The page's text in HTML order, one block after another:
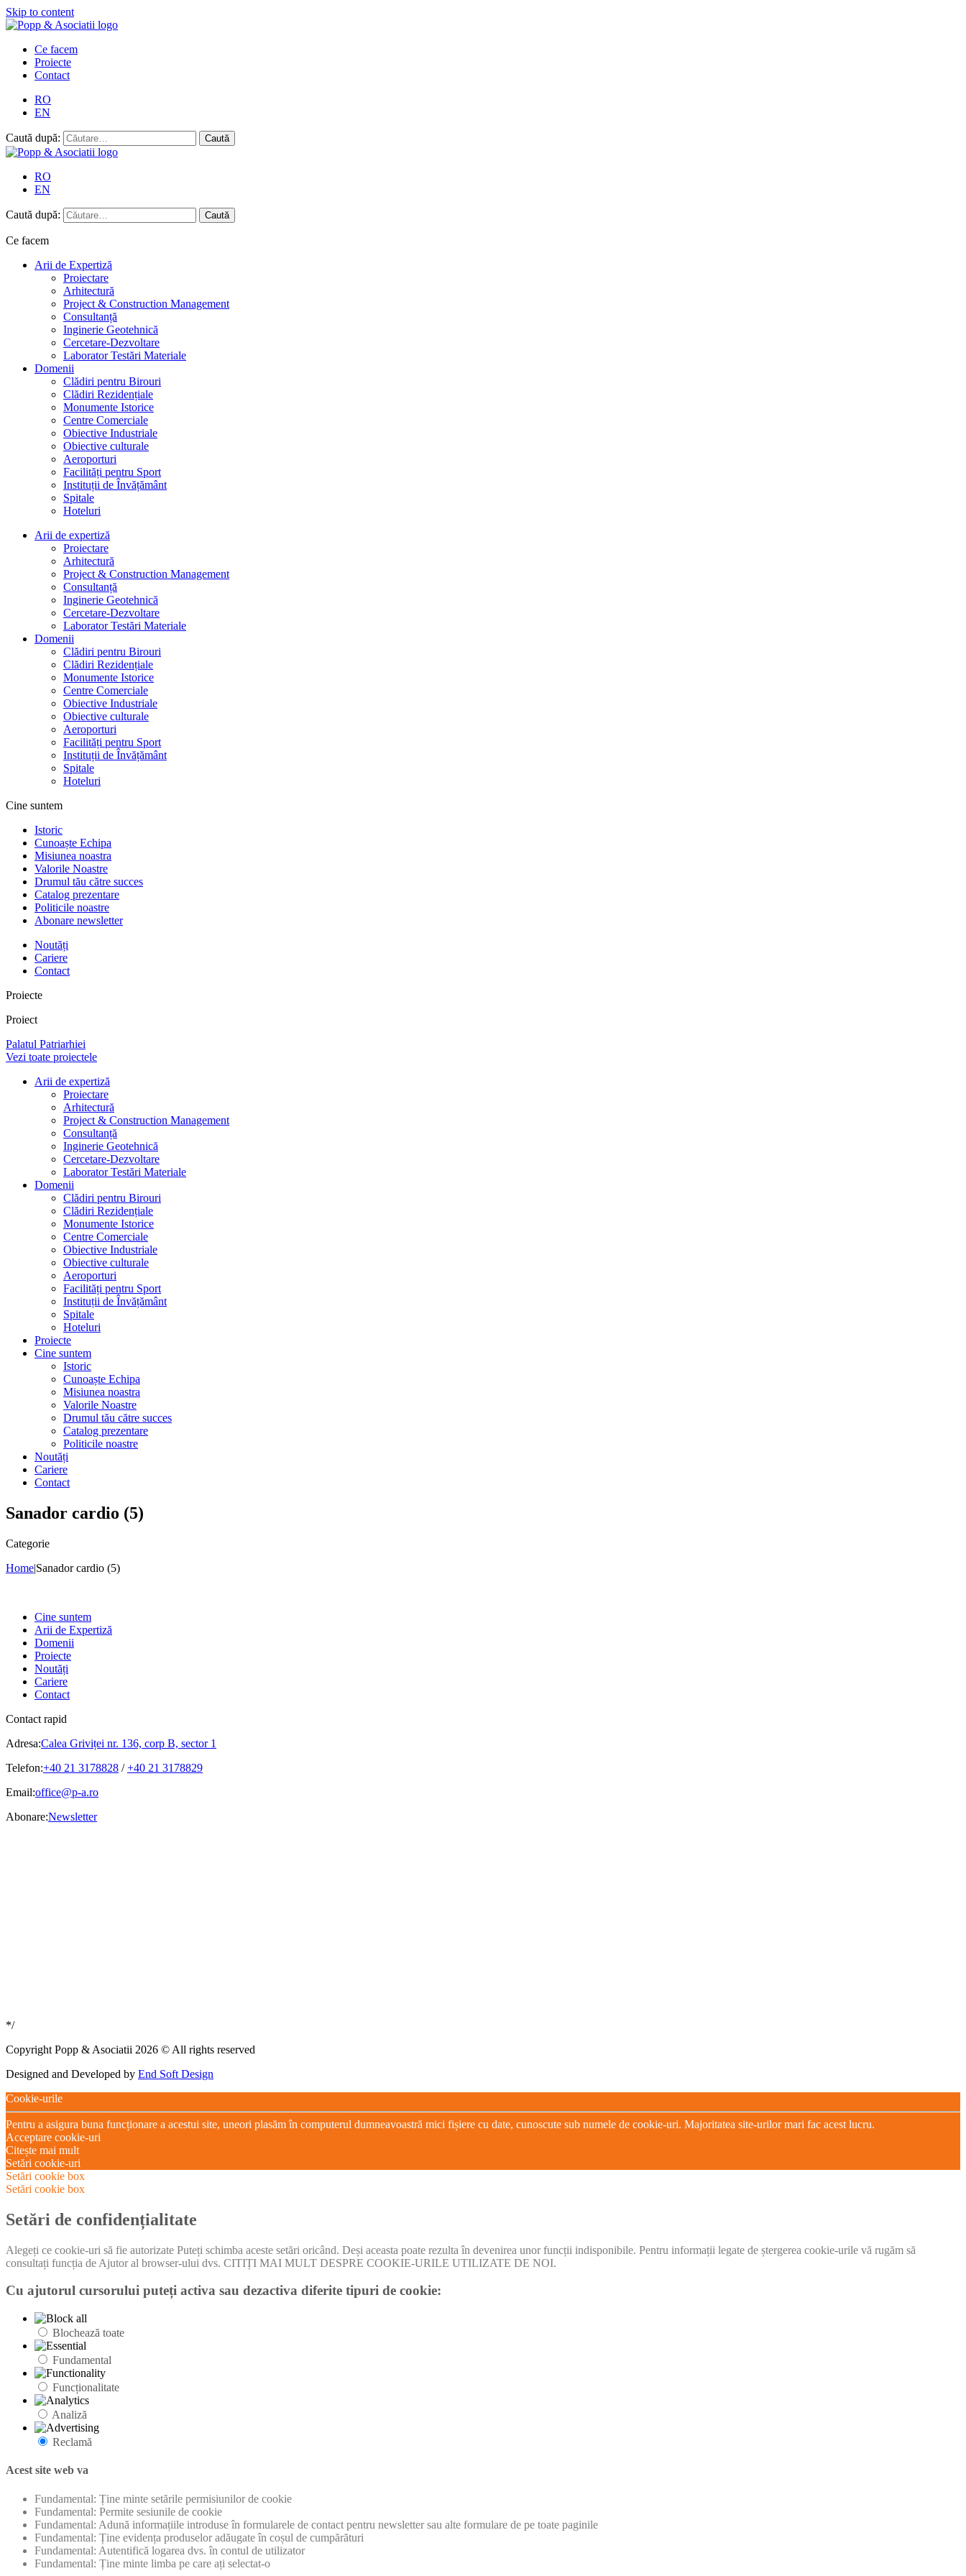
Skip to content
Ce facem
Proiecte
Contact
RO
EN
Caută după:
RO
EN
Caută după:
Ce facem
Arii de Expertiză
Proiectare
Arhitectură
Project & Construction Management
Consultanță
Inginerie Geotehnică
Cercetare-Dezvoltare
Laborator Testări Materiale
Domenii
Clădiri pentru Birouri
Clădiri Rezidențiale
Monumente Istorice
Centre Comerciale
Obiective Industriale
Obiective culturale
Aeroporturi
Facilități pentru Sport
Instituții de Învățământ
Spitale
Hoteluri
Arii de expertiză
Proiectare
Arhitectură
Project & Construction Management
Consultanță
Inginerie Geotehnică
Cercetare-Dezvoltare
Laborator Testări Materiale
Domenii
Clădiri pentru Birouri
Clădiri Rezidențiale
Monumente Istorice
Centre Comerciale
Obiective Industriale
Obiective culturale
Aeroporturi
Facilități pentru Sport
Instituții de Învățământ
Spitale
Hoteluri
Cine suntem
Istoric
Cunoaște Echipa
Misiunea noastra
Valorile Noastre
Drumul tău către succes
Catalog prezentare
Politicile noastre
Abonare newsletter
Noutăți
Cariere
Contact
Proiecte
Proiect
Palatul Patriarhiei
Vezi toate proiectele
Arii de expertiză
Proiectare
Arhitectură
Project & Construction Management
Consultanță
Inginerie Geotehnică
Cercetare-Dezvoltare
Laborator Testări Materiale
Domenii
Clădiri pentru Birouri
Clădiri Rezidențiale
Monumente Istorice
Centre Comerciale
Obiective Industriale
Obiective culturale
Aeroporturi
Facilități pentru Sport
Instituții de Învățământ
Spitale
Hoteluri
Proiecte
Cine suntem
Istoric
Cunoaște Echipa
Misiunea noastra
Valorile Noastre
Drumul tău către succes
Catalog prezentare
Politicile noastre
Noutăți
Cariere
Contact
Sanador cardio (5)
Categorie
Home|Sanador cardio (5)
Cine suntem
Arii de Expertiză
Domenii
Proiecte
Noutăți
Cariere
Contact
Contact rapid
Adresa:Calea Griviței nr. 136, corp B, sector 1
Telefon:+40 21 3178828 /+40 21 3178829
Email:office@p-a.ro
Abonare:Newsletter
*/
Copyright Popp & Asociatii 2026 © All rights reserved
Designed and Developed by End Soft Design
Cookie-urile
Pentru a asigura buna funcționare a acestui site, uneori plasăm în computerul dumneavoastră mici fișiere cu date, cunoscute sub numele de cookie-uri. Majoritatea site-urilor mari fac acest lucru.
Acceptare cookie-uri
Citește mai mult
Setări cookie-uri
Setări cookie box
Setări cookie box
Setări de confidențialitate
Alegeți ce cookie-uri să fie autorizate Puteți schimba aceste setări oricând. Deși aceasta poate rezulta în devenirea unor funcții indisponibile. Pentru informații legate de ștergerea cookie-urile vă rugăm să
consultați funcția de Ajutor al browser-ului dvs. CITIȚI MAI MULT DESPRE COOKIE-URILE UTILIZATE DE NOI.
Cu ajutorul cursorului puteți activa sau dezactiva diferite tipuri de cookie:
Blochează toate
Fundamental
Funcționalitate
Analiză
Reclamă
Acest site web va
Fundamental: Ține minte setările permisiunilor de cookie
Fundamental: Permite sesiunile de cookie
Fundamental: Adună informațiile introduse în formularele de contact pentru newsletter sau alte formulare de pe toate paginile
Fundamental: Ține evidența produselor adăugate în coșul de cumpărături
Fundamental: Autentifică logarea dvs. în contul de utilizator
Fundamental: Ține minte limba pe care ați selectat-o